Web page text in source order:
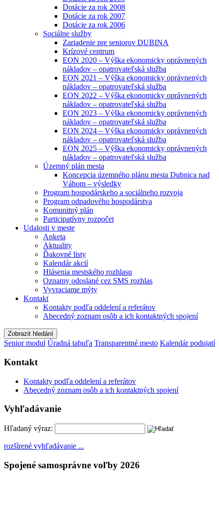
Dotácie za rok 2008
Dotácie za rok 2007
Dotácie za rok 2006
Sociálne služby
Zariadenie pre seniorov DUBINA
Krízové centrum
EON 2020 – Výška ekonomicky oprávnených
nákladov – opatrovateľská služba
EON 2021 – Výška ekonomicky oprávnených
nákladov – opatrovateľská služba
EON 2022 – Výška ekonomicky oprávnených
nákladov – opatrovateľská služba
EON 2023 – Výška ekonomicky oprávnených
nákladov – opatrovateľská služba
EON 2024 – Výška ekonomicky oprávnených
nákladov – opatrovateľská služba
EON 2025 – Výška ekonomicky oprávnených
nákladov – opatrovateľská služba
Územný plán mesta
Koncepcia územného plánu mesta Dubnica nad
Váhom – výsledky
Program hospodárskeho a sociálneho rozvoja
Program odpadového hospodárstva
Komunitný plán
Participatívny rozpočet
Udalosti v meste
Anketa
Aktuality
Ďakovné listy
Kalendár akcií
Hlásenia mestského rozhlasu
Oznamy odoslané cez SMS rozhlas
Vyvraciame mýty
Kontakt
Kontakty podľa oddelení a referátov
Abecedný zoznam osôb a ich kontaktných spojení
Zobrazit hledání
Senior modul Úradná tabuľa Transparentné mesto Kalendár podujatí
Kontakt
Kontakty podľa oddelení a referátov
Abecedný zoznam osôb a ich kontaktných spojení
Vyhľadávanie
Hľadaný výraz:
rozšírené vyhľadávanie ...
Spojené samosprávne voľby 2026